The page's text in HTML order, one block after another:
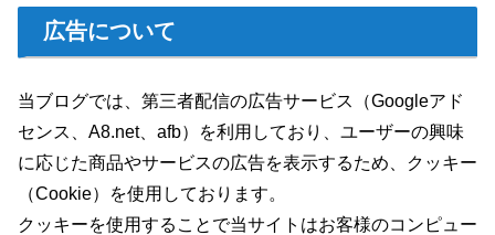
広告について
当ブログでは、第三者配信の広告サービス（Googleアド
センス、A8.net、afb）を利用しており、ユーザーの興味
に応じた商品やサービスの広告を表示するため、クッキー
（Cookie）を使用しております。
クッキーを使用することで当サイトはお客様のコンピュー